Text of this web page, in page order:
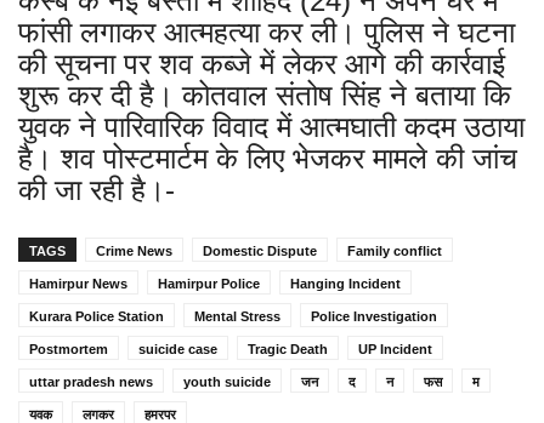
फांसी लगाकर आत्महत्या कर ली। पुलिस ने घटना
की सूचना पर शव कब्जे में लेकर आगे की कार्रवाई
शुरू कर दी है। कोतवाल संतोष सिंह ने बताया कि
युवक ने पारिवारिक विवाद में आत्मघाती कदम उठाया
है। शव पोस्टमार्टम के लिए भेजकर मामले की जांच
की जा रही है।-
TAGS Crime News Domestic Dispute Family conflict
Hamirpur News Hamirpur Police Hanging Incident
Kurara Police Station Mental Stress Police Investigation
Postmortem suicide case Tragic Death UP Incident
uttar pradesh news youth suicide जन द न फस म
यवक लगकर हमरपर